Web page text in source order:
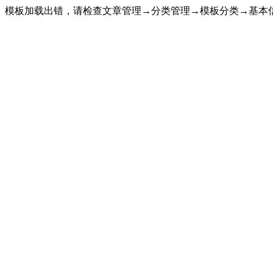
模板加载出错，请检查文章管理→分类管理→模板分类→基本